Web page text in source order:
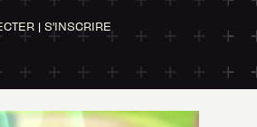
| S'INSCRIRE